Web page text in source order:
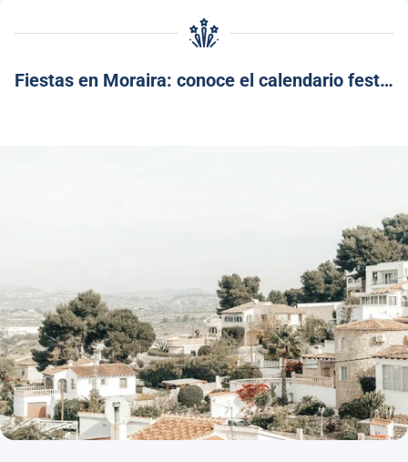
Fiestas en Moraira: conoce el calendario festivo